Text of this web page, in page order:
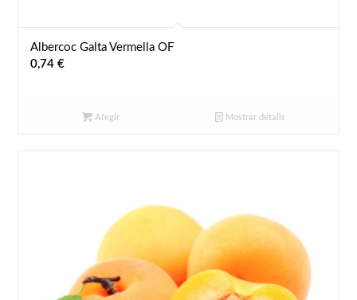
Albercoc Galta Vermella OF
0,74€
Afegir Mostrar detalls